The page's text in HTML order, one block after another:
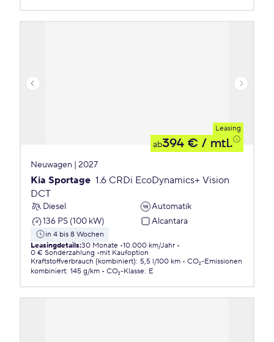
Leasing
ab394 € / mtl.
Neuwagen | 2027
Kia Sportage 1.6 CRDi EcoDynamics+ Vision
DCT
Diesel
Automatik
136 PS (100 kW)
Alcantara
in 4 bis 8 Wochen
Leasingdetails:30 Monate 10.000 km/Jahr
0 € Sonderzahlung
mit Kaufoption
Kraftstoffverbrauch (kombiniert): 5,5 l/100 km
CO₂-Emissionen
kombiniert: 145 g/km CO₂-Klasse: E